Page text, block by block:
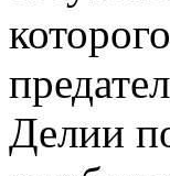
Делии